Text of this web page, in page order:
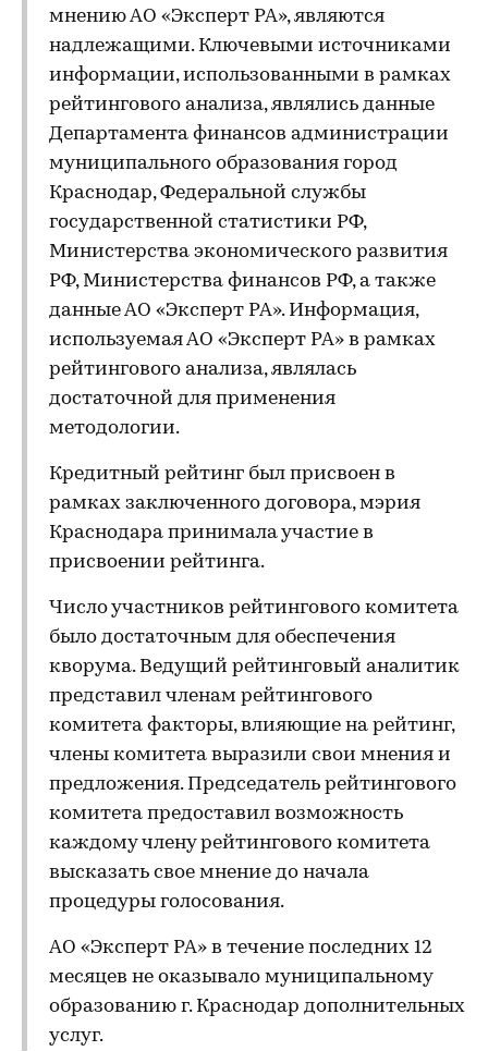
мнению АО «Эксперт РА», являются
надлежащими. Ключевыми источниками
информации, использованными в рамках
рейтингового анализа, являлись данные
Департамента финансов администрации
муниципального образования город
Краснодар, Федеральной службы
государственной статистики РФ,
Министерства экономического развития
РФ, Министерства финансов РФ, а также
данные АО «Эксперт РА». Информация,
используемая АО «Эксперт РА» в рамках
рейтингового анализа, являлась
достаточной для применения
методологии.
Кредитный рейтинг был присвоен в
рамках заключенного договора, мэрия
Краснодара принимала участие в
присвоении рейтинга.
Число участников рейтингового комитета
было достаточным для обеспечения
кворума. Ведущий рейтинговый аналитик
представил членам рейтингового
комитета факторы, влияющие на рейтинг,
члены комитета выразили свои мнения и
предложения. Председатель рейтингового
комитета предоставил возможность
каждому члену рейтингового комитета
высказать свое мнение до начала
процедуры голосования.
АО «Эксперт РА» в течение последних 12
месяцев не оказывало муниципальному
образованию г. Краснодар дополнительных
услуг.